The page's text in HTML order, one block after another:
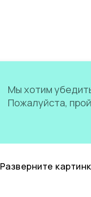
Мы хотим
Пожалуйста,
Разверните